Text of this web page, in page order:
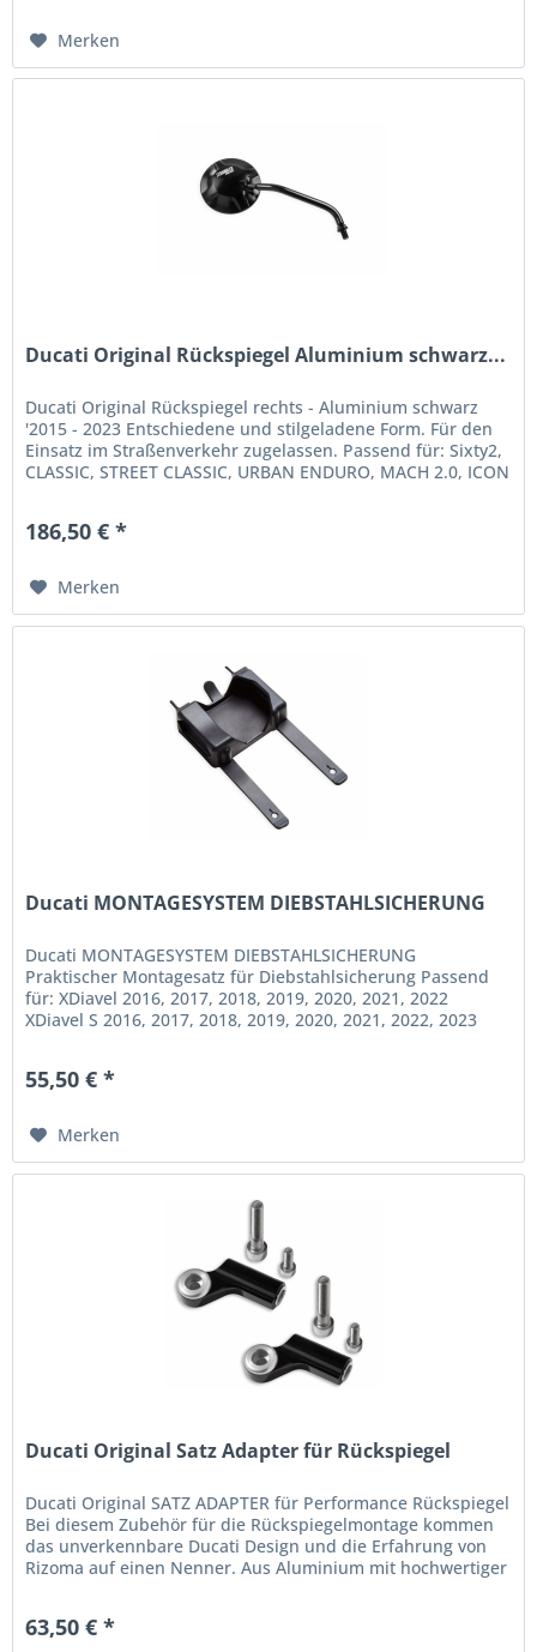
Merken
Ducati Original Rückspiegel Aluminium schwarz...
Ducati Original Rückspiegel rechts - Aluminium schwarz
'2015 - 2023 Entschiedene und stilgeladene Form. Für den
Einsatz im Straßenverkehr zugelassen. Passend für: Sixty2,
CLASSIC, STREET CLASSIC, URBAN ENDURO, MACH 2.0, ICON
186,50 € *
Merken
Ducati MONTAGESYSTEM DIEBSTAHLSICHERUNG
Ducati MONTAGESYSTEM DIEBSTAHLSICHERUNG
Praktischer Montagesatz für Diebstahlsicherung Passend
für: XDiavel 2016, 2017, 2018, 2019, 2020, 2021, 2022
XDiavel S 2016, 2017, 2018, 2019, 2020, 2021, 2022, 2023
55,50 € *
Merken
Ducati Original Satz Adapter für Rückspiegel
Ducati Original SATZ ADAPTER für Performance Rückspiegel
Bei diesem Zubehör für die Rückspiegelmontage kommen
das unverkennbare Ducati Design und die Erfahrung von
Rizoma auf einen Nenner. Aus Aluminium mit hochwertiger
63,50 € *